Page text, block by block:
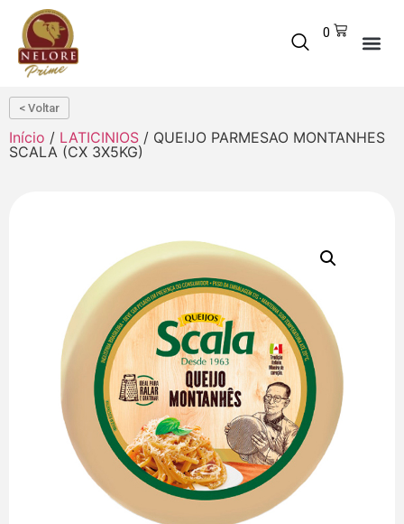
0
< Voltar
Início / LATICINIOS / QUEIJO PARMESAO MONTANHES
SCALA (CX 3X5KG)